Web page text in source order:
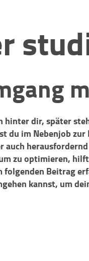
hinter dir, später
du im Nebenjob
zu optimieren,
Beitrag
kannst, um